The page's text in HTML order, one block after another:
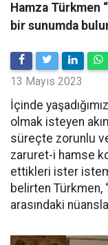
Hamza Türkmen
bir sunumda
13 Mayıs 2023
İçinde
olmak isteyen
süreçte zorunlu
zaruret-i hamse
ettikleri ister
belirten Türkmen,
arasındaki